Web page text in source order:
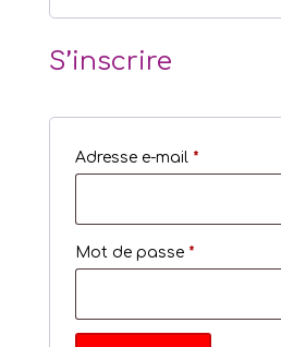
S’inscrire
Adresse e-mail *Obligatoire
Mot de passe *Obligatoire